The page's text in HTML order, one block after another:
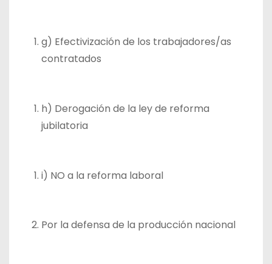
g) Efectivización de los trabajadores/as
contratados
h) Derogación de la ley de reforma
jubilatoria
i) NO a la reforma laboral
Por la defensa de la producción nacional